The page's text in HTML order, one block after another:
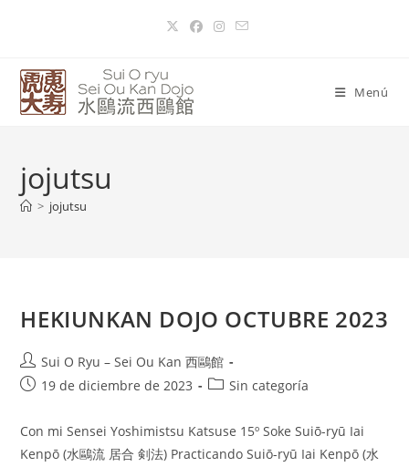
Menú
jojutsu
> jojutsu
HEKIUNKAN DOJO OCTUBRE 2023
Sui O Ryu – Sei Ou Kan 西鷗館
19 de diciembre de 2023
Sin categoría
Con mi Sensei Yoshimistsu Katsuse 15º Soke Suiō-ryū Iai
Kenpō (水鷗流 居合 剣法) Practicando Suiō-ryū Iai Kenpō (水